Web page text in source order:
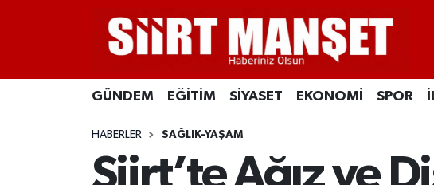
GÜNDEM EĞİTİM SİYASET EKONOMİ SPOR
HABERLER SAĞLIK-YAŞAM
Siirt’te Ağız ve
SİYASET
EKONOMİ
Siirt Nöbetçi Eczaneler
Siirt Hava Durumu
Siirt Namaz Vakitleri
Siirt Trafik Yoğunluk Haritası